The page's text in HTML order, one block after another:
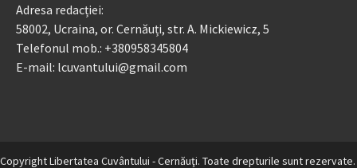
Adresa redacției:
58002, Ucraina, or. Cernăuți, str. A. Mickiewicz, 5
Telefonul mob.: +380958345804
E-mail: lcuvantului@gmail.com
Copyright Libertatea Cuvântului - Cernăuţi. Toate drepturile sunt rezervate.